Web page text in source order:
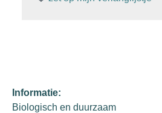
Informatie:
Biologisch en duurzaam